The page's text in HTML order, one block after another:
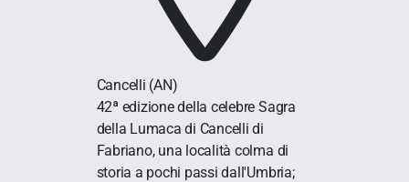
Cancelli (AN)
42ª edizione della celebre Sagra
della Lumaca di Cancelli di
Fabriano, una località colma di
storia a pochi passi dall'Umbria;